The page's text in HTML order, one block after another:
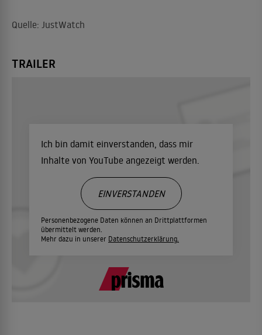
Quelle: JustWatch
TRAILER
Ich bin damit einverstanden, dass mir
Inhalte von YouTube angezeigt werden.
Personenbezogene Daten können an Drittplattformen
übermittelt werden.
Mehr dazu in unserer Datenschutzerklärung.
EINVERSTANDEN